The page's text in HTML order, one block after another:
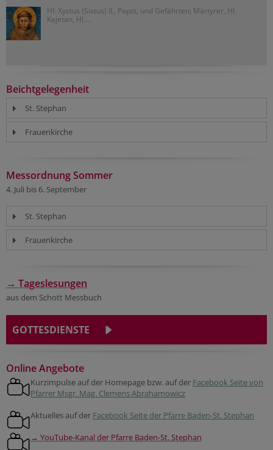
Hl. Xystus (Sixtus) II., Papst, und Gefährten; Märtyrer, Hl.
Kajetan, Hl....
Beichtgelegenheit
St. Stephan
Frauenkirche
Messordnung Sommer
4. Juli bis 6. September
St. Stephan
Frauenkirche
→ Tageslesungen
aus dem Schott Messbuch
GOTTESDIENSTE
Online Angebote
Kurzimpulse auf der Homepage bzw. auf der Facebook Seite von
Pfarrer Msgr. Mag. Clemens Abrahamowicz
Aktuelles auf der Facebook Seite der Pfarre Baden-St. Stephan
→ YouTube-Kanal der Pfarre Baden-St. Stephan